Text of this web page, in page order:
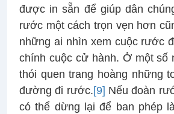
được in sẵn để giúp dân
rước một cách trọn vẹn hơn
những ai nhìn xem cuộc rước
chính cuộc cử hành. Ở một số
thói quen trang hoàng những
đường đi rước.[9] Nếu đoàn
có thể dừng lại để ban phép